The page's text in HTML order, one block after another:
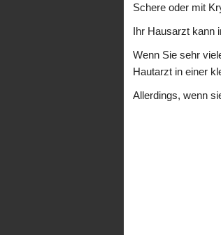
Schere oder mit
Ihr Hausarzt kann
Wenn Sie sehr
Hautarzt in einer
Allerdings, wenn